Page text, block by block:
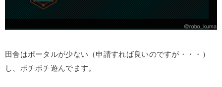
田舎はポータルが少ない（申請すれば良いのですが・・・）
し、ボチボチ遊んでます。